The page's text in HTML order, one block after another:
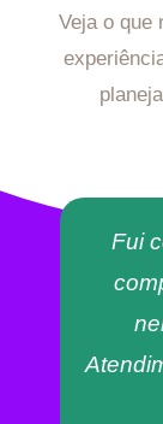
Veja o que
Fui